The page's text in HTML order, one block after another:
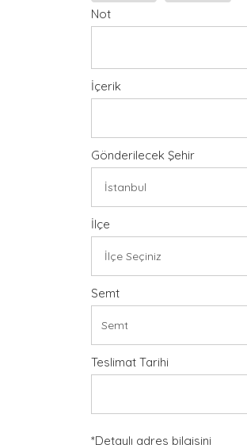
Not
İçerik
Gönderilecek Şehir
İlçe
Semt
Teslimat Tarihi
*Detaylı adres bilgisini